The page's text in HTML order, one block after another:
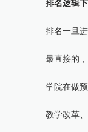
排名逻辑
排名一旦进
最直接的，
学院在做预
教学改革、